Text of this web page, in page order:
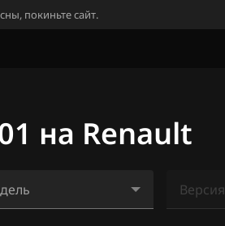
покиньте сайт.
на Renault
Версия